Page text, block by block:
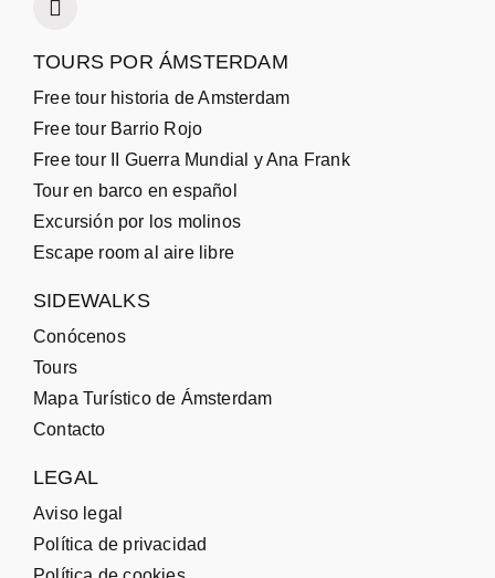
TOURS POR ÁMSTERDAM
Free tour historia de Amsterdam
Free tour Barrio Rojo
Free tour II Guerra Mundial y Ana Frank
Tour en barco en español
Excursión por los molinos
Escape room al aire libre
SIDEWALKS
Conócenos
Tours
Mapa Turístico de Ámsterdam
Contacto
LEGAL
Aviso legal
Política de privacidad